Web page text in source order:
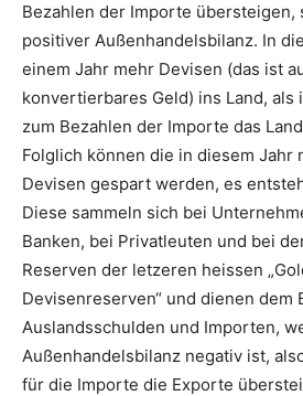
Bezahlen der Importe übersteigen,
positiver Außenhandelsbilanz. In
einem Jahr mehr Devisen (das ist
konvertierbares Geld) ins Land, als
zum Bezahlen der Importe das
Folglich können die in diesem Jahr
Devisen gespart werden, es
Diese sammeln sich bei
Banken, bei Privatleuten und bei
Reserven der letzeren heissen
Devisenreserven“ und dienen dem
Auslandsschulden und Importen,
Außenhandelsbilanz negativ ist,
für die Importe die Exporte